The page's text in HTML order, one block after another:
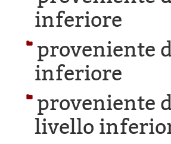
inferiore
proveniente
inferiore
proveniente
livello